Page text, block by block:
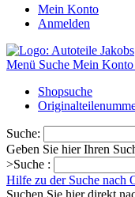
Mein Konto
Anmelden
Menü Suche Mein Konto
Shopsuche
Suche:
Geben Sie hier Ihren
>Suche :
Hilfe zu der Suche nach
Suchen Sie hier direkt